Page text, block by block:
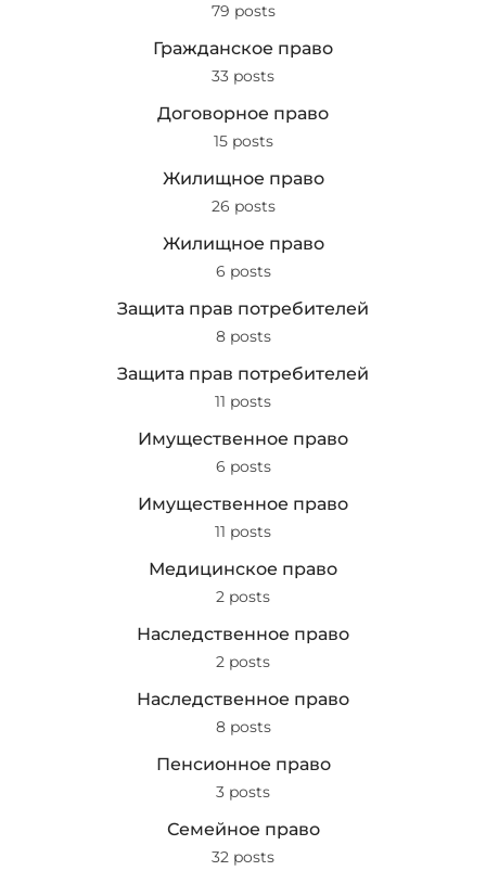
79 posts
Гражданское право
33 posts
Договорное право
15 posts
Жилищное право
26 posts
Жилищное право
6 posts
Защита прав потребителей
8 posts
Защита прав потребителей
11 posts
Имущественное право
6 posts
Имущественное право
11 posts
Медицинское право
2 posts
Наследственное право
2 posts
Наследственное право
8 posts
Пенсионное право
3 posts
Семейное право
32 posts